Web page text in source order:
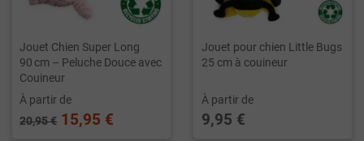
Jouet Chien Super Long
90 cm – Peluche Douce avec
Couineur
À partir de
20,95 € 15,95 €
Jouet pour chien Little Bugs
25 cm à couineur
À partir de
9,95 €